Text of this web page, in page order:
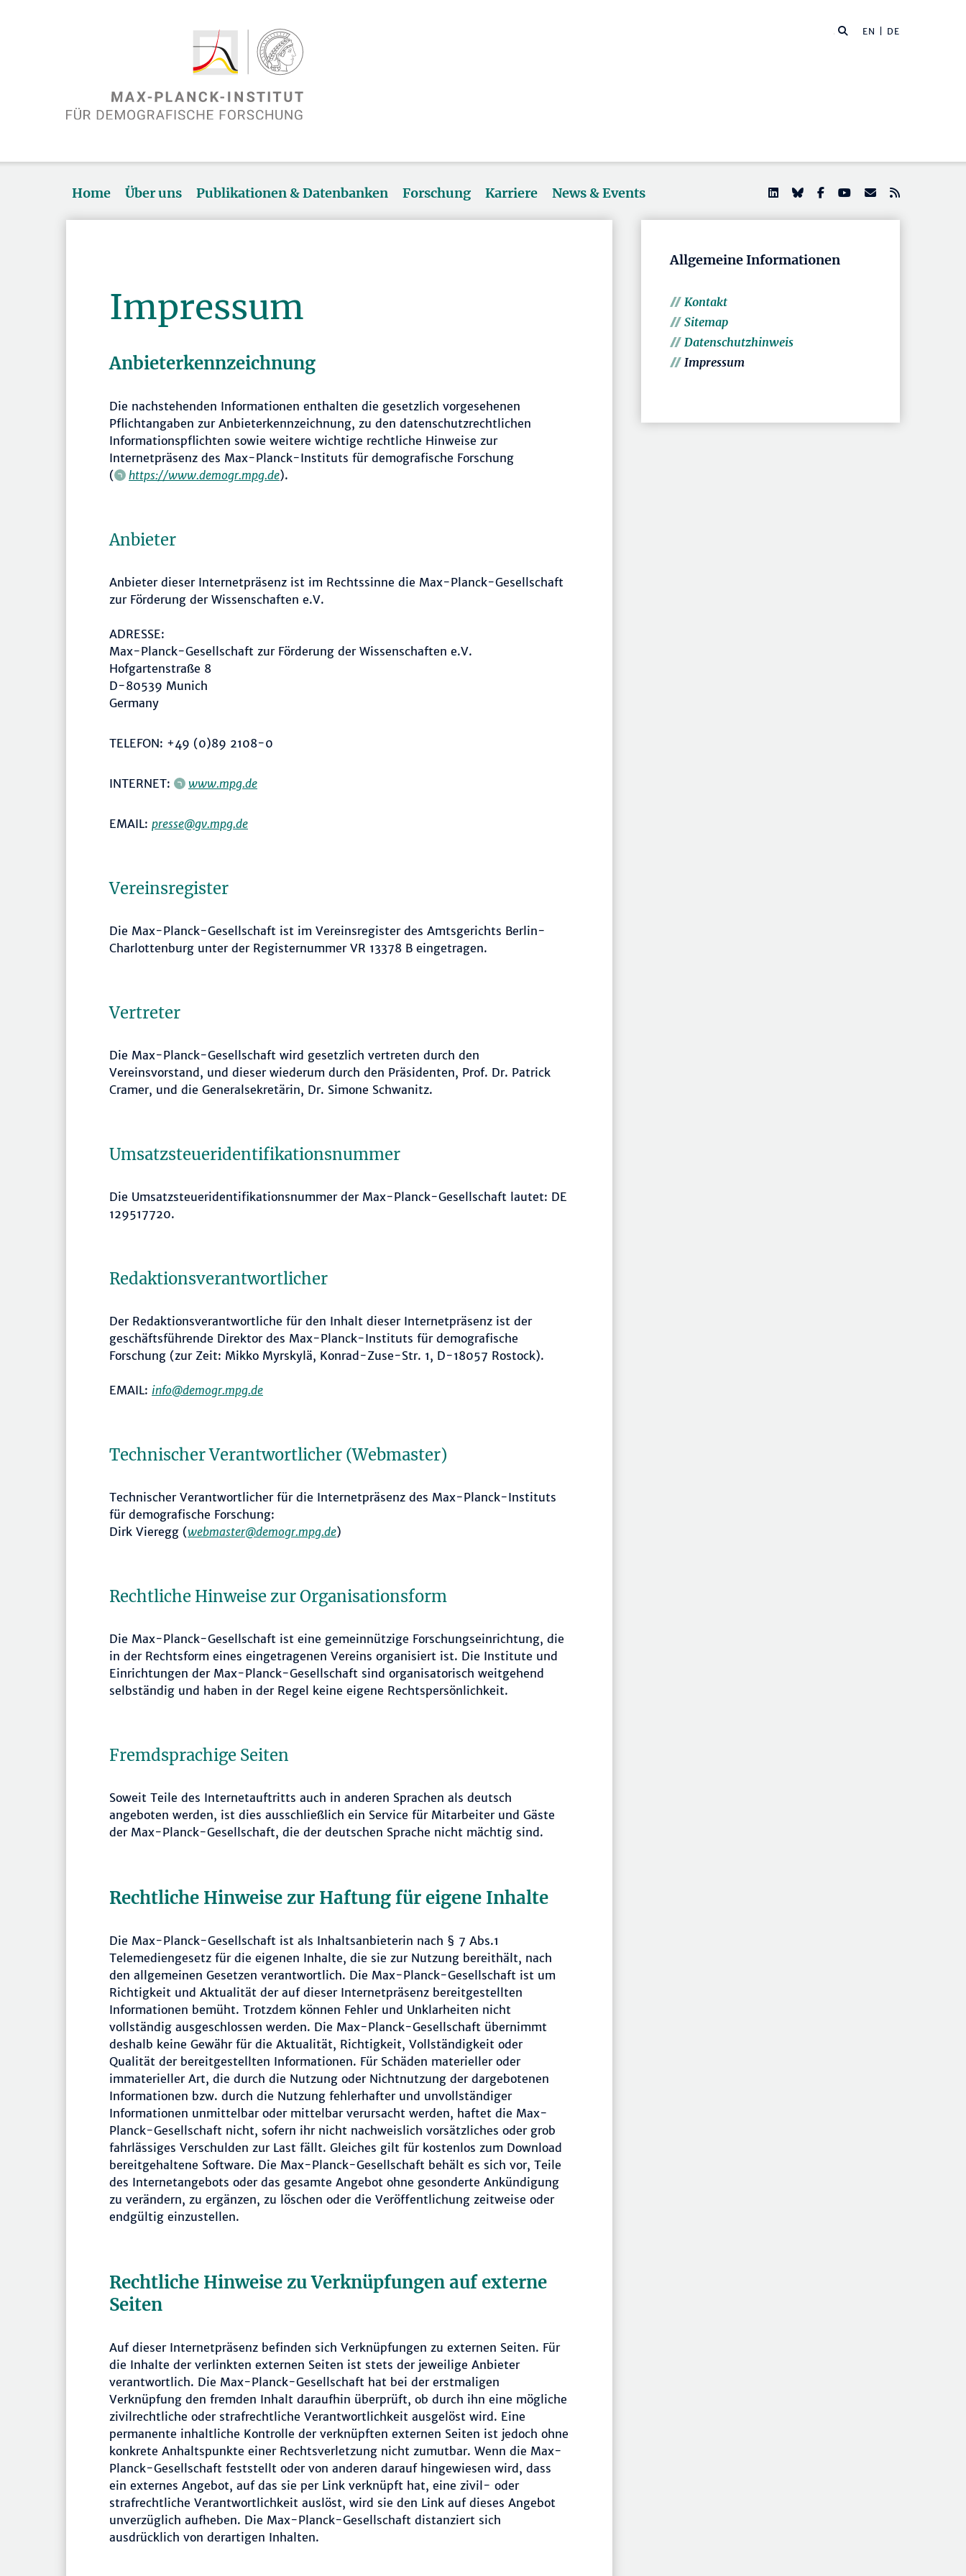
EN | DE
Home Über uns Publikationen & Datenbanken Forschung Karriere News & Events
Impressum
Anbieterkennzeichnung
Die nachstehenden Informationen enthalten die gesetzlich vorgesehenen
Pflichtangaben zur Anbieterkennzeichnung, zu den datenschutzrechtlichen
Informationspflichten sowie weitere wichtige rechtliche Hinweise zur
Internetpräsenz des Max-Planck-Instituts für demografische Forschung
(
https://www.demogr.mpg.de).
Anbieter
Anbieter dieser Internetpräsenz ist im Rechtssinne die Max-Planck-Gesellschaft
zur Förderung der Wissenschaften e.V.
ADRESSE:
Max-Planck-Gesellschaft zur Förderung der Wissenschaften e.V.
Hofgartenstraße 8
D-80539 Munich
Germany
TELEFON: +49 (0)89 2108-0
INTERNET: www.mpg.de
EMAIL: presse@gv.mpg.de
Vereinsregister
Die Max-Planck-Gesellschaft ist im Vereinsregister des Amtsgerichts Berlin-
Charlottenburg unter der Registernummer VR 13378 B eingetragen.
Vertreter
Die Max-Planck-Gesellschaft wird gesetzlich vertreten durch den
Vereinsvorstand, und dieser wiederum durch den Präsidenten, Prof. Dr. Patrick
Cramer, und die Generalsekretärin, Dr. Simone Schwanitz.
Umsatzsteueridentifikationsnummer
Die Umsatzsteueridentifikationsnummer der Max-Planck-Gesellschaft lautet: DE
129517720.
Redaktionsverantwortlicher
Der Redaktionsverantwortliche für den Inhalt dieser Internetpräsenz ist der
geschäftsführende Direktor des Max-Planck-Instituts für demografische
Forschung (zur Zeit: Mikko Myrskylä, Konrad-Zuse-Str. 1, D-18057 Rostock).
EMAIL: info@demogr.mpg.de
Technischer Verantwortlicher (Webmaster)
Technischer Verantwortlicher für die Internetpräsenz des Max-Planck-Instituts
für demografische Forschung:
Dirk Vieregg (webmaster@demogr.mpg.de)
Rechtliche Hinweise zur Organisationsform
Die Max-Planck-Gesellschaft ist eine gemeinnützige Forschungseinrichtung, die
in der Rechtsform eines eingetragenen Vereins organisiert ist. Die Institute und
Einrichtungen der Max-Planck-Gesellschaft sind organisatorisch weitgehend
selbständig und haben in der Regel keine eigene Rechtspersönlichkeit.
Fremdsprachige Seiten
Soweit Teile des Internetauftritts auch in anderen Sprachen als deutsch
angeboten werden, ist dies ausschließlich ein Service für Mitarbeiter und Gäste
der Max-Planck-Gesellschaft, die der deutschen Sprache nicht mächtig sind.
Rechtliche Hinweise zur Haftung für eigene Inhalte
Die Max-Planck-Gesellschaft ist als Inhaltsanbieterin nach § 7 Abs.1
Telemediengesetz für die eigenen Inhalte, die sie zur Nutzung bereithält, nach
den allgemeinen Gesetzen verantwortlich. Die Max-Planck-Gesellschaft ist um
Richtigkeit und Aktualität der auf dieser Internetpräsenz bereitgestellten
Informationen bemüht. Trotzdem können Fehler und Unklarheiten nicht
vollständig ausgeschlossen werden. Die Max-Planck-Gesellschaft übernimmt
deshalb keine Gewähr für die Aktualität, Richtigkeit, Vollständigkeit oder
Qualität der bereitgestellten Informationen. Für Schäden materieller oder
immaterieller Art, die durch die Nutzung oder Nichtnutzung der dargebotenen
Informationen bzw. durch die Nutzung fehlerhafter und unvollständiger
Informationen unmittelbar oder mittelbar verursacht werden, haftet die Max-
Planck-Gesellschaft nicht, sofern ihr nicht nachweislich vorsätzliches oder grob
fahrlässiges Verschulden zur Last fällt. Gleiches gilt für kostenlos zum Download
bereitgehaltene Software. Die Max-Planck-Gesellschaft behält es sich vor, Teile
des Internetangebots oder das gesamte Angebot ohne gesonderte Ankündigung
zu verändern, zu ergänzen, zu löschen oder die Veröffentlichung zeitweise oder
endgültig einzustellen.
Rechtliche Hinweise zu Verknüpfungen auf externe
Seiten
Auf dieser Internetpräsenz befinden sich Verknüpfungen zu externen Seiten. Für
die Inhalte der verlinkten externen Seiten ist stets der jeweilige Anbieter
verantwortlich. Die Max-Planck-Gesellschaft hat bei der erstmaligen
Verknüpfung den fremden Inhalt daraufhin überprüft, ob durch ihn eine mögliche
zivilrechtliche oder strafrechtliche Verantwortlichkeit ausgelöst wird. Eine
permanente inhaltliche Kontrolle der verknüpften externen Seiten ist jedoch ohne
konkrete Anhaltspunkte einer Rechtsverletzung nicht zumutbar. Wenn die Max-
Planck-Gesellschaft feststellt oder von anderen darauf hingewiesen wird, dass
ein externes Angebot, auf das sie per Link verknüpft hat, eine zivil- oder
strafrechtliche Verantwortlichkeit auslöst, wird sie den Link auf dieses Angebot
unverzüglich aufheben. Die Max-Planck-Gesellschaft distanziert sich
ausdrücklich von derartigen Inhalten.
Allgemeine Informationen
Kontakt
Sitemap
Datenschutzhinweis
Impressum